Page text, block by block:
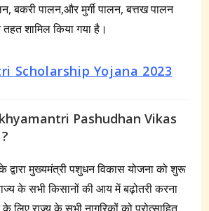
बकरी पालन,और मुर्गी पालन, बत्तख पालन
शामिल किया गया है।
Scholarship Yojana 2023
Pashudhan Vikas
द्वारा मुख्यमंत्री पशुधन विकास योजना को शुरू
के सभी किसानों की आय में बढ़ोतरी करना